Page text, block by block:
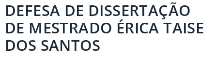
DEFESA DE DISSERTAÇÃO
DE MESTRADO ÉRICA TAISE
DOS SANTOS